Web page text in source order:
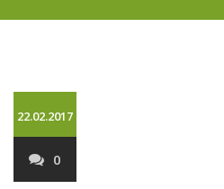
22.02.2017
0